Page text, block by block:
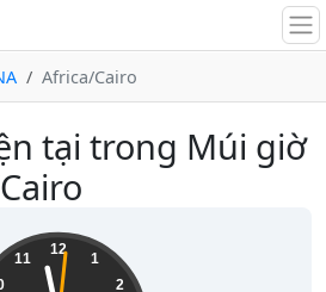
Africa/Cairo
tại trong Múi giờ
12
1
2
11